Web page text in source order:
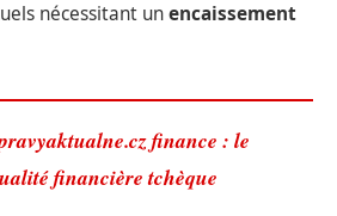
nécessitant unencaissement
finance : le
financière tchèque